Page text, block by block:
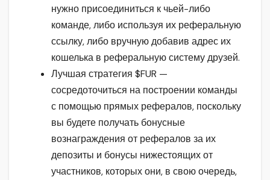
нужно присоединиться к чьей-либо
команде, либо используя их реферальную
ссылку, либо вручную добавив адрес их
кошелька в реферальную систему друзей.
Лучшая стратегия $FUR —
сосредоточиться на построении команды
с помощью прямых рефералов, поскольку
вы будете получать бонусные
вознаграждения от рефералов за их
депозиты и бонусы нижестоящих от
участников, которых они, в свою очередь,